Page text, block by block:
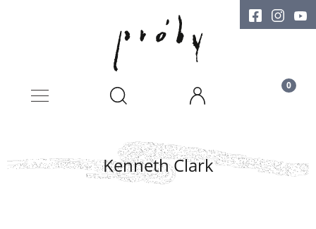
Kenneth Clark